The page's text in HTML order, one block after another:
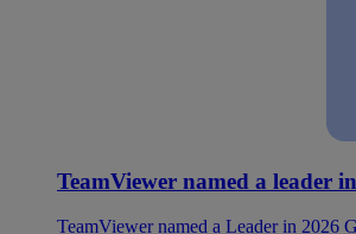
TeamViewer named a leader
TeamViewer named a Leader in 2026